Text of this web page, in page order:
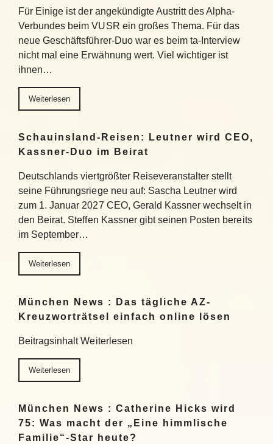
Für Einige ist der angekündigte Austritt des Alpha-
Verbundes beim VUSR ein großes Thema. Für das
neue Geschäftsführer-Duo war es beim ta-Interview
nicht mal eine Erwähnung wert. Viel wichtiger ist
ihnen…
Weiterlesen
Schauinsland-Reisen: Leutner wird CEO,
Kassner-Duo im Beirat
Deutschlands viertgrößter Reiseveranstalter stellt
seine Führungsriege neu auf: Sascha Leutner wird
zum 1. Januar 2027 CEO, Gerald Kassner wechselt in
den Beirat. Steffen Kassner gibt seinen Posten bereits
im September…
Weiterlesen
München News : Das tägliche AZ-
Kreuzworträtsel einfach online lösen
Beitragsinhalt Weiterlesen
Weiterlesen
München News : Catherine Hicks wird
75: Was macht der „Eine himmlische
Familie“-Star heute?